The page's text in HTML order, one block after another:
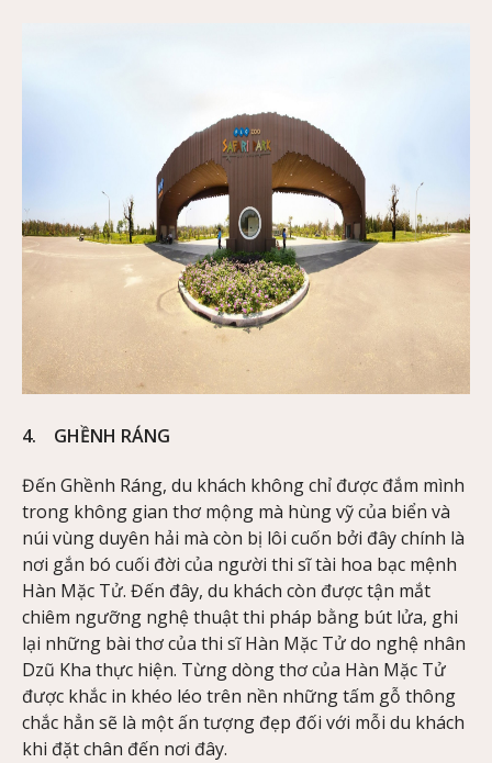
4. GHỀNH RÁNG
Đến Ghềnh Ráng, du khách không chỉ được đắm mình
trong không gian thơ mộng mà hùng vỹ của biển và
núi vùng duyên hải mà còn bị lôi cuốn bởi đây chính là
nơi gắn bó cuối đời của người thi sĩ tài hoa bạc mệnh
Hàn Mặc Tử. Đến đây, du khách còn được tận mắt
chiêm ngưỡng nghệ thuật thi pháp bằng bút lửa, ghi
lại những bài thơ của thi sĩ Hàn Mặc Tử do nghệ nhân
Dzũ Kha thực hiện. Từng dòng thơ của Hàn Mặc Tử
được khắc in khéo léo trên nền những tấm gỗ thông
chắc hẳn sẽ là một ấn tượng đẹp đối với mỗi du khách
khi đặt chân đến nơi đây.